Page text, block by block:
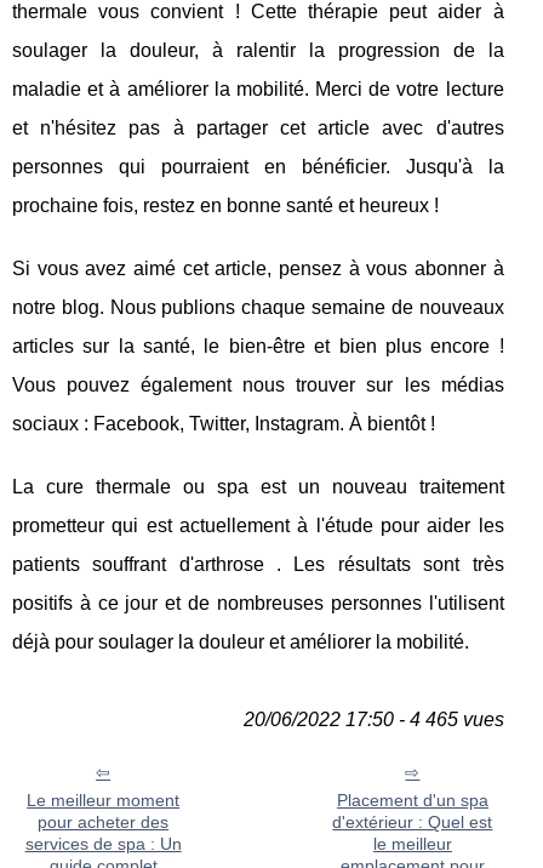
thermale vous convient ! Cette thérapie peut aider à
soulager la douleur, à ralentir la progression de la
maladie et à améliorer la mobilité. Merci de votre lecture
et n'hésitez pas à partager cet article avec d'autres
personnes qui pourraient en bénéficier. Jusqu'à la
prochaine fois, restez en bonne santé et heureux !
Si vous avez aimé cet article, pensez à vous abonner à
notre blog. Nous publions chaque semaine de nouveaux
articles sur la santé, le bien-être et bien plus encore !
Vous pouvez également nous trouver sur les médias
sociaux : Facebook, Twitter, Instagram. À bientôt !
La cure thermale ou spa est un nouveau traitement
prometteur qui est actuellement à l'étude pour aider les
patients souffrant d'arthrose . Les résultats sont très
positifs à ce jour et de nombreuses personnes l'utilisent
déjà pour soulager la douleur et améliorer la mobilité.
20/06/2022 17:50 - 4 465 vues
Le meilleur moment
pour acheter des
services de spa : Un
Placement d'un spa
d'extérieur : Quel est
le meilleur